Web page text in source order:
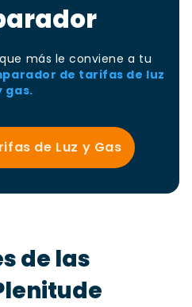
más le conviene a tu
de tarifas de luz
gas.
de Luz y Gas
de las